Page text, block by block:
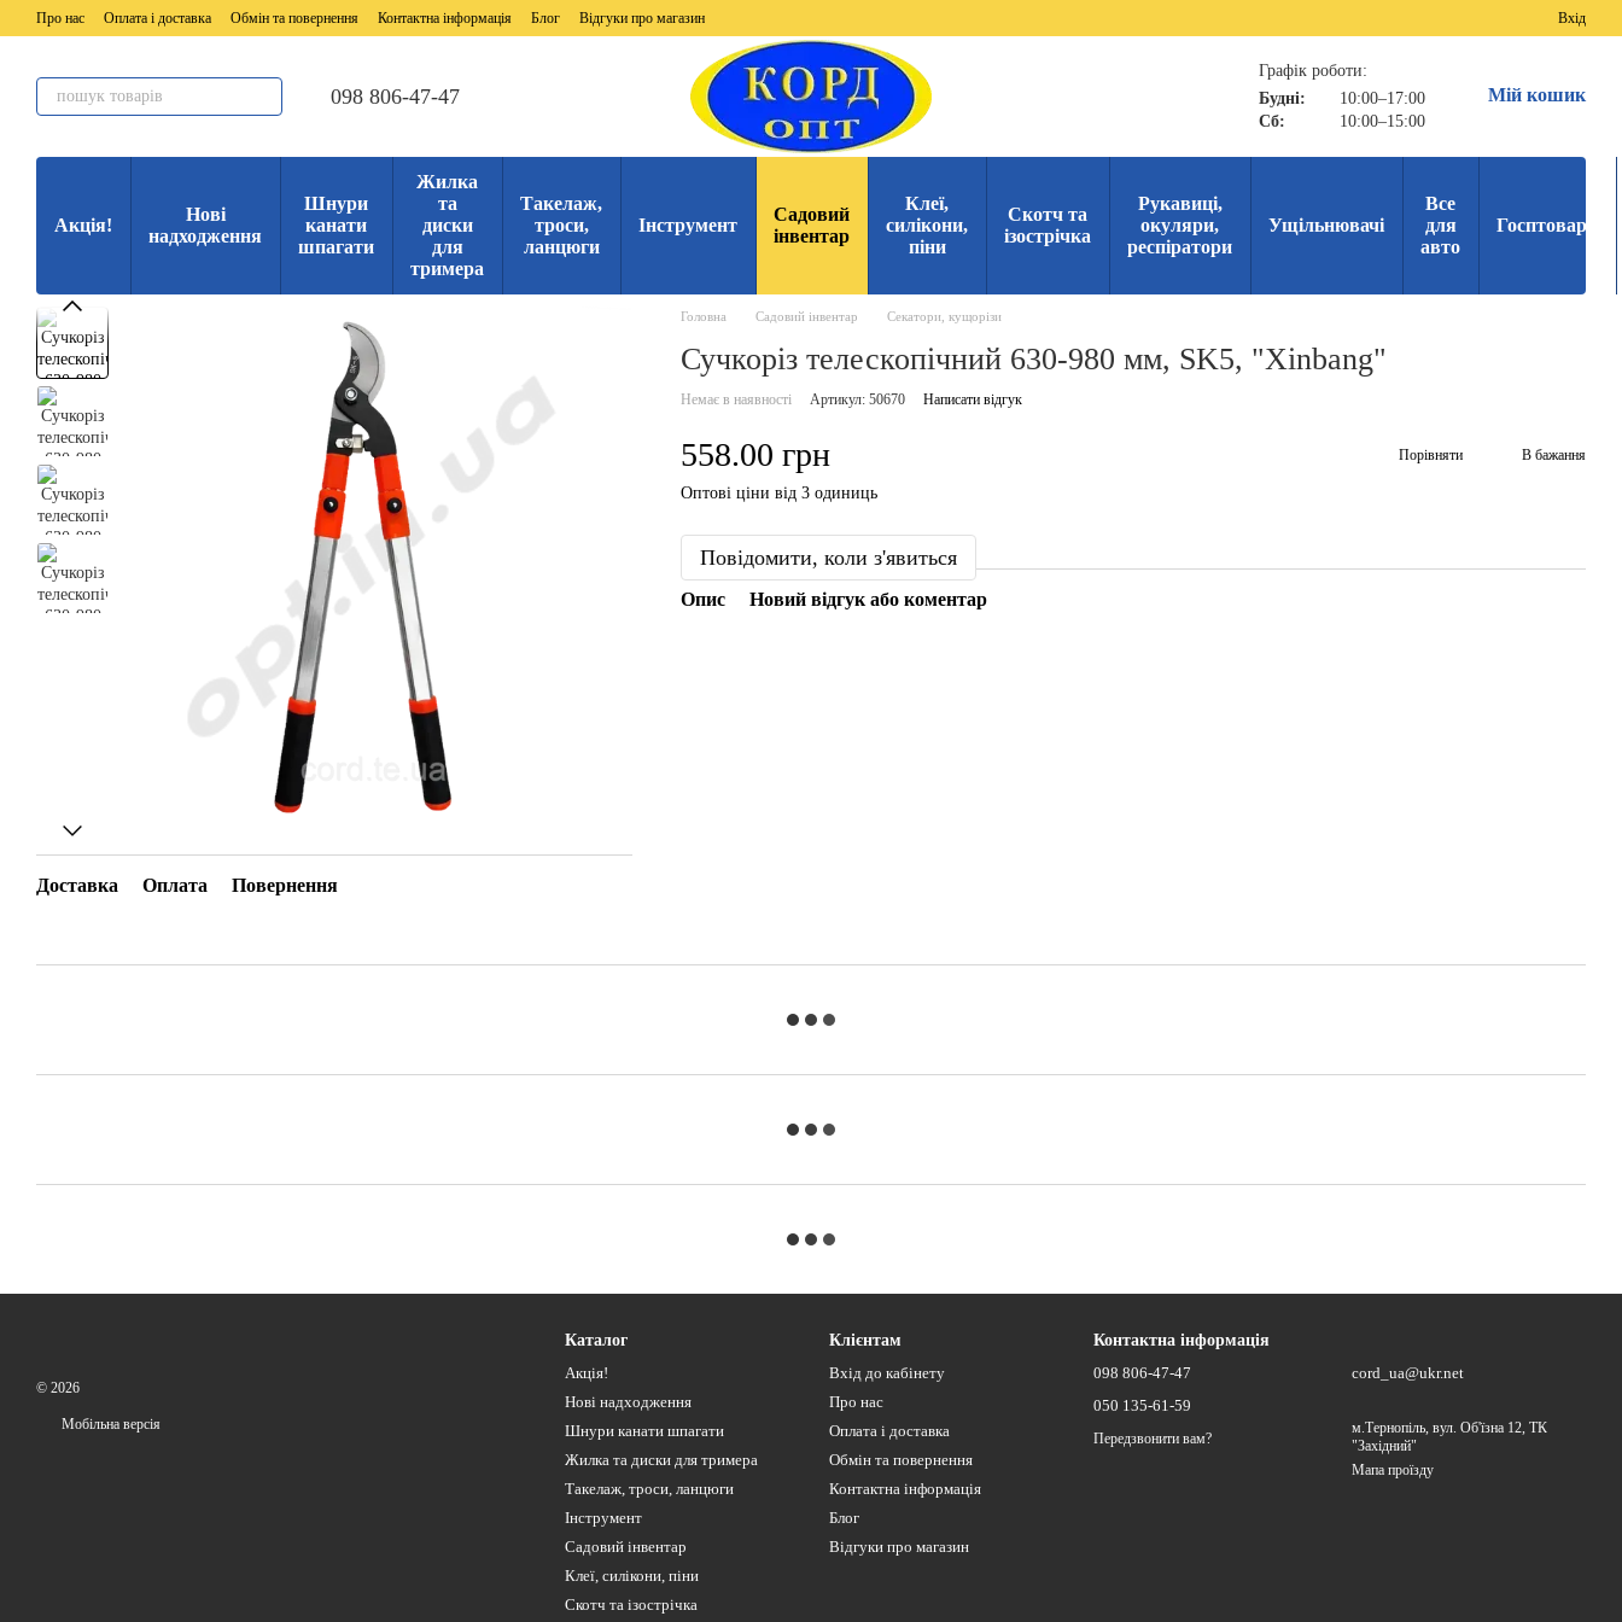
Перейти до основного контенту
Про нас Оплата і доставка Обмін та повернення Контактна інформація Блог Відгуки про магазин Вхід
098 806-47-47
Графік роботи:
Будні:
10:00–17:00
Сб:
10:00–15:00
Мій кошик
Акція!
Нові
надходження
Шнури
канати
шпагати
Жилка
та
диски
для
тримера
Такелаж,
троси,
ланцюги
Інструмент
Садовий
інвентар
Клеї,
силікони,
піни
Скотч та
ізострічка
Рукавиці,
окуляри,
респіратори
Ущільнювачі
Все
для
авто
Госптовари
Доставка Оплата Повернення
Головна Садовий інвентар Секатори, кущорізи
Сучкоріз телескопічний 630-980 мм, SK5, "Xinbang"
Немає в наявності Артикул: 50670 Написати відгук
558.00 грн Порівняти В бажання
Оптові ціни від 3 одиниць
Повідомити, коли з'явиться
Опис Новий відгук або коментар
© 2026
Мобільна версія
Каталог
Акція!
Нові надходження
Шнури канати шпагати
Жилка та диски для тримера
Такелаж, троси, ланцюги
Інструмент
Садовий інвентар
Клеї, силікони, піни
Скотч та ізострічка
Клієнтам
Вхід до кабінету
Про нас
Оплата і доставка
Обмін та повернення
Контактна інформація
Блог
Відгуки про магазин
Контактна інформація
098 806-47-47
050 135-61-59
Передзвонити вам?
cord_ua@ukr.net
м.Тернопіль, вул. Об'їзна 12, ТК
"Західний"
Мапа проїзду